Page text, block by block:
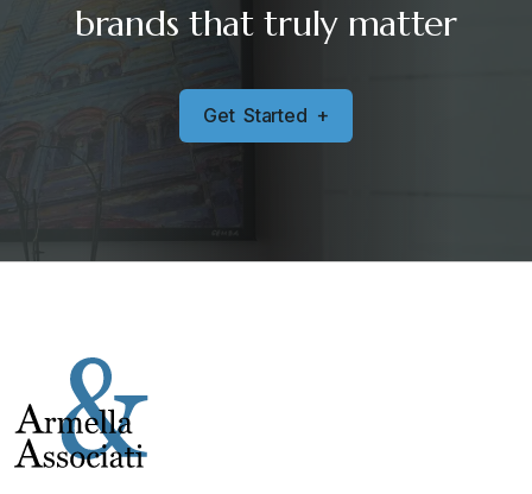
brands that truly matter
Get Started +